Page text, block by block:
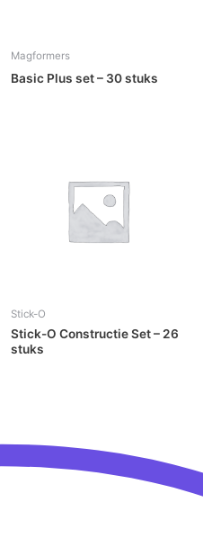
Magformers
Basic Plus set – 30 stuks
Stick-O
Stick-O Constructie Set – 26
stuks